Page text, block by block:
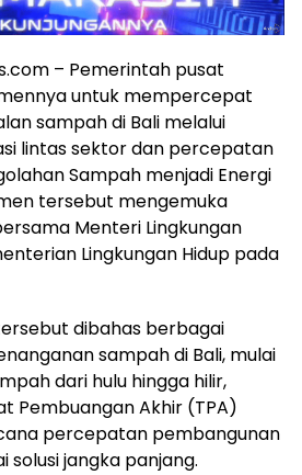
– Pemerintah pusat
untuk mempercepat
sampah di Bali melalui
lintas sektor dan percepatan
Sampah menjadi Energi
tersebut mengemuka
Menteri Lingkungan
Lingkungan Hidup pada
dibahas berbagai
sampah di Bali, mulai
dari hulu hingga hilir,
Pembuangan Akhir (TPA)
percepatan pembangunan
solusi jangka panjang.